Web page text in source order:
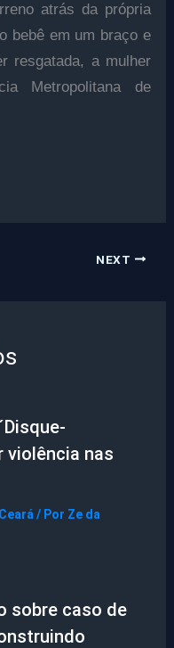
atrás da própria
bebê em um braço e
resgatada, a mulher
Metropolitana de
NEXT
violência nas
Ceará / Por Ze da
sobre caso de